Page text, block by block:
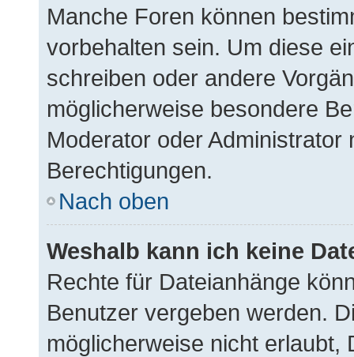
Manche Foren können
vorbehalten sein. Um diese
schreiben oder andere
möglicherweise besondere
Moderator oder Administrator
Berechtigungen.
Nach oben
Weshalb kann ich keine
Rechte für Dateianhänge
Benutzer vergeben werden.
möglicherweise nicht erlaubt,